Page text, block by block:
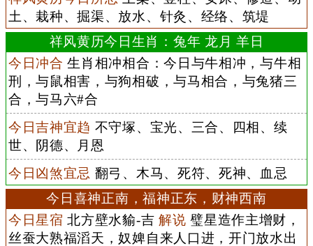
土、栽种、掘渠、放水、针灸、经络、筑堤
祥风黄历今日生肖：兔年 龙月 羊日
今日冲合 生肖相冲相合：今日与牛相冲，与牛相
刑，与鼠相害，与狗相破，与马相合，与兔猪三
合，与马六#合
今日吉神宜趋 不守塚、宝光、三合、四相、续
世、阴德、月恩
今日凶煞宜忌 翻弓、木马、死符、死神、血忌
今日喜神正南，福神正东，财神西南
今日星宿 北方壁水貐-吉 解说 璧星造作主增财，
丝蚕大熟福滔天，奴婢自来人口进，开门放水出